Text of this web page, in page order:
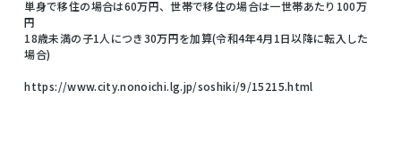
単身で移住の場合は60万円、世帯で移住の場合は一世帯あたり100万
円
18歳未満の子1人につき30万円を加算(令和4年4月1日以降に転入した
場合)
https://www.city.nonoichi.lg.jp/soshiki/9/15215.html